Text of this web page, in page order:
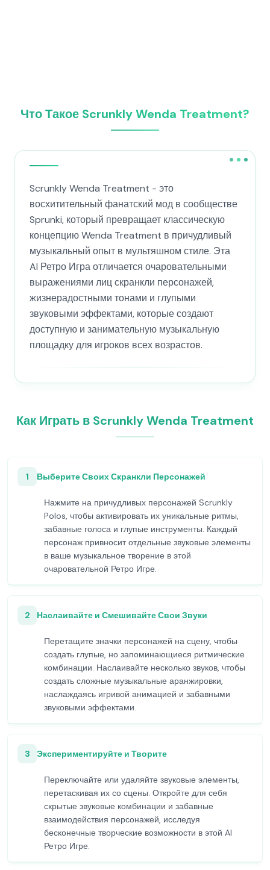
Что Такое Scrunkly Wenda Treatment?
Scrunkly Wenda Treatment - это
восхитительный фанатский мод в сообществе
Sprunki, который превращает классическую
концепцию Wenda Treatment в причудливый
музыкальный опыт в мультяшном стиле. Эта
AI Ретро Игра отличается очаровательными
выражениями лиц скранкли персонажей,
жизнерадостными тонами и глупыми
звуковыми эффектами, которые создают
доступную и занимательную музыкальную
площадку для игроков всех возрастов.
Как Играть в Scrunkly Wenda Treatment
1 Выберите Своих Скранкли Персонажей
Нажмите на причудливых персонажей Scrunkly
Polos, чтобы активировать их уникальные ритмы,
забавные голоса и глупые инструменты. Каждый
персонаж привносит отдельные звуковые элементы
в ваше музыкальное творение в этой
очаровательной Ретро Игре.
2 Наслаивайте и Смешивайте Свои Звуки
Перетащите значки персонажей на сцену, чтобы
создать глупые, но запоминающиеся ритмические
комбинации. Наслаивайте несколько звуков, чтобы
создать сложные музыкальные аранжировки,
наслаждаясь игривой анимацией и забавными
звуковыми эффектами.
3 Экспериментируйте и Творите
Переключайте или удаляйте звуковые элементы,
перетаскивая их со сцены. Откройте для себя
скрытые звуковые комбинации и забавные
взаимодействия персонажей, исследуя
бесконечные творческие возможности в этой AI
Ретро Игре.